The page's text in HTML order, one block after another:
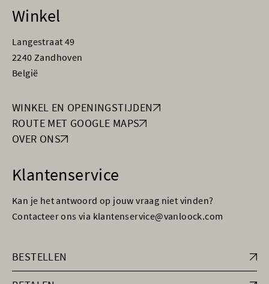
Winkel
Langestraat 49
2240 Zandhoven
België
WINKEL EN OPENINGSTIJDEN
ROUTE MET GOOGLE MAPS
OVER ONS
Klantenservice
Kan je het antwoord op jouw vraag niet vinden?
Contacteer ons via klantenservice@vanloock.com
BESTELLEN